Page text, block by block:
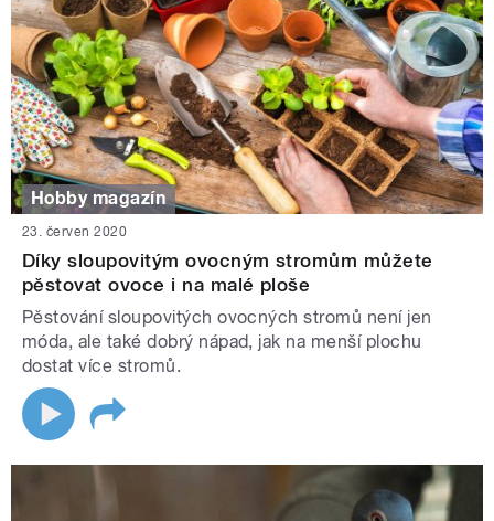
Hobby magazín
23. červen 2020
Díky sloupovitým ovocným stromům můžete
pěstovat ovoce i na malé ploše
Pěstování sloupovitých ovocných stromů není jen
móda, ale také dobrý nápad, jak na menší plochu
dostat více stromů.